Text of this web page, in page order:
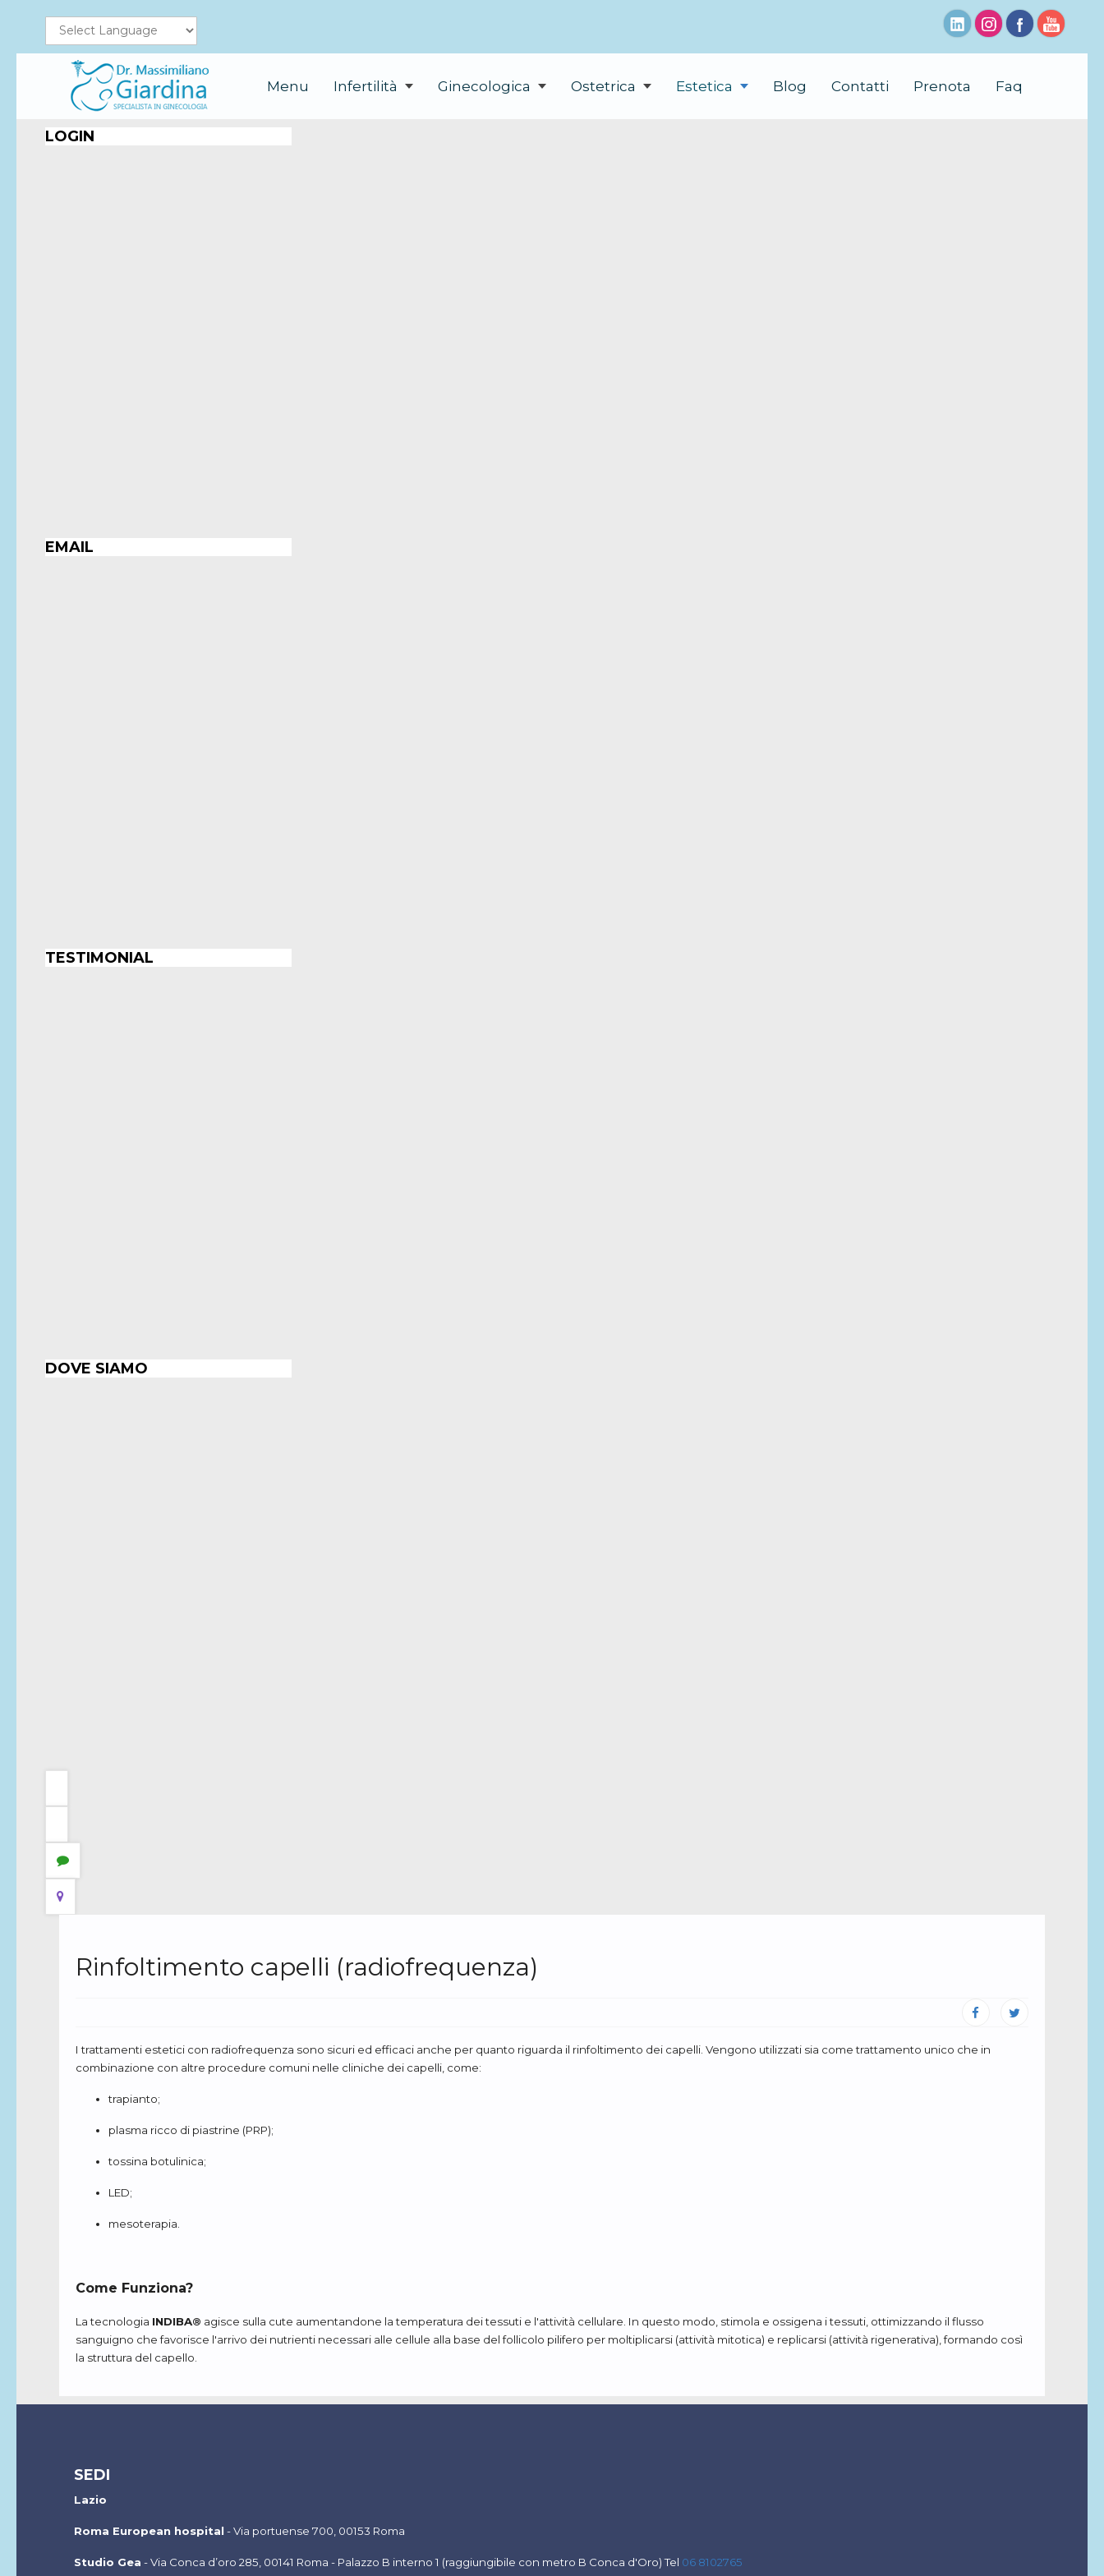
Menu Infertilità Ginecologica Ostetrica Estetica Blog Contatti Prenota Faq
LOGIN
EMAIL
TESTIMONIAL
DOVE SIAMO
Rinfoltimento capelli (radiofrequenza)
I trattamenti estetici con radiofrequenza sono sicuri ed efficaci anche per quanto riguarda il rinfoltimento dei capelli. Vengono utilizzati sia come trattamento unico che in
combinazione con altre procedure comuni nelle cliniche dei capelli, come:
trapianto;
plasma ricco di piastrine (PRP);
tossina botulinica;
LED;
mesoterapia.
Come Funziona?
La tecnologia INDIBA® agisce sulla cute aumentandone la temperatura dei tessuti e l'attività cellulare. In questo modo, stimola e ossigena i tessuti, ottimizzando il flusso
sanguigno che favorisce l'arrivo dei nutrienti necessari alle cellule alla base del follicolo pilifero per moltiplicarsi (attività mitotica) e replicarsi (attività rigenerativa), formando così
la struttura del capello.
SEDI
Lazio
Roma European hospital - Via portuense 700, 00153 Roma
Studio Gea -Via Conca d’oro 285, 00141 Roma - Palazzo B interno 1 (raggiungibile con metro B Conca d'Oro) Tel 06 8102765